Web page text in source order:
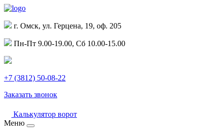
г. Омск, ул. Герцена, 19, оф. 205
Пн-Пт 9.00-19.00, Сб 10.00-15.00
+7 (3812) 50-08-22
Заказать звонок
Калькулятор ворот
Меню